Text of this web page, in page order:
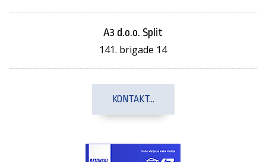
A3 d.o.o. Split
141. brigade 14
KONTAKT...